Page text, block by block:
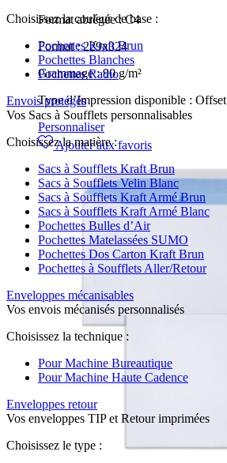
Choisissez la couleur de base :
Pochettes Kraft Brun
Pochettes Blanches
Pochettes Radio
Envois protégés
Vos Sacs à Soufflets personnalisables
Choisissez la matière :
Sacs à Soufflets Kraft Brun
Sacs à Soufflets Velin Blanc
Sacs à Soufflets Kraft Armé Brun
Sacs à Soufflets Kraft Armé Blanc
Pochettes Bulles d’Air
Pochettes Matelassées SUMO
Pochettes Dos Carton Kraft Brun
Pochettes à Soufflets Aller/Retour
Enveloppes mécanisables
Vos envois mécanisés personnalisés
Choisissez la technique :
Pour Machine Bureautique
Pour Machine Haute Cadence
Enveloppes retour
Vos enveloppes TIP et Retour imprimées
Choisissez le type :
Format abrégée :C4
Format : 229x324
Grammage :90 g/m²
Type d’Impression disponible : Offset
Personnaliser
Ajouter aux favoris